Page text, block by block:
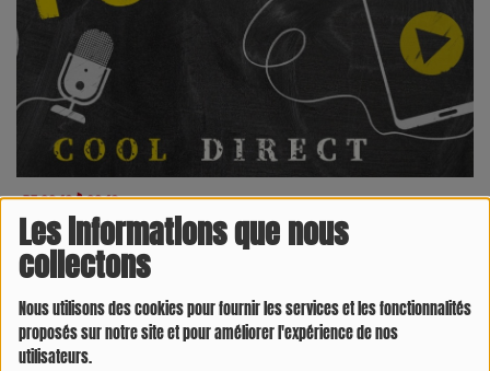
Les informations que nous
collectons
Nous utilisons des cookies pour fournir les services et les fonctionnalités
proposés sur notre site et pour améliorer l'expérience de nos
utilisateurs.
, DE 09:16 À 09:16
7285 VUES